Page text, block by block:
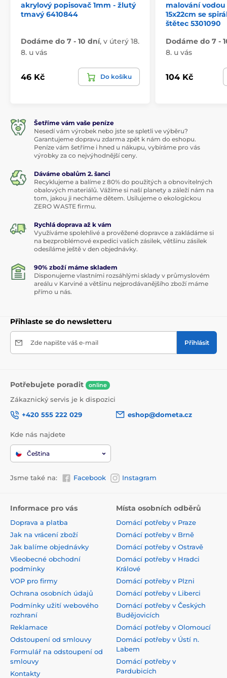
akrylový popisovač 1mm - žlutý
tmavý 6410844
Dodáme do 7 - 10 dní, v úterý 18.
8. u vás
46 Kč Do košíku
malování vodou
15x22cm se
štětec 5301090
Dodáme do 7 -
8. u vás
104 Kč
Šetříme vám vaše peníze
Nesedí vám výrobek nebo jste se spletli ve výběru?
Garantujeme dopravu zdarma zpět k nám do eshopu.
Peníze vám šetříme i hned u nákupu, vybíráme pro vás
výrobky za co nejvýhodnější ceny.
Dáváme obalům 2. šanci
Recyklujeme a balíme z 80% do použitých a obnovitelných
obalových materiálů. Vážíme si naší planety a záleží nám na
tom, jakou ji necháme dětem. Usilujeme o ekologickou
ZERO WASTE firmu.
Rychlá doprava až k vám
Využíváme spolehlivé a prověžené dopravce a zakládáme si
na bezproblémové expedici vašich zásilek, většinu zásilek
odesíláme ještě v den objednávky.
90% zboží máme skladem
Disponujeme vlastními rozsáhlými sklady v průmyslovém
areálu v Karviné a většinu nejprodávanějšího zboží máme
přímo u nás.
Přihlaste se do newsletteru
Zde napište váš e-mail Přihlásit
Potřebujete poradit online
Zákaznický servis je k dispozici
+420 555 222 029
eshop@dometa.cz
Kde nás najdete
Čeština
Jsme také na: Facebook Instagram
Informace pro vás
Doprava a platba
Jak na vrácení zboží
Jak balíme objednávky
Všeobecné obchodní
podmínky
VOP pro firmy
Ochrana osobních údajů
Podmínky užití webového
rozhraní
Reklamace
Odstoupení od smlouvy
Formulář na odstoupení od
smlouvy
Kontakty
Místa osobních odběrů
Domácí potřeby v Praze
Domácí potřeby v Brně
Domácí potřeby v Ostravě
Domácí potřeby v Hradci
Králové
Domácí potřeby v Plzni
Domácí potřeby v Liberci
Domácí potřeby v Českých
Budějovicích
Domácí potřeby v Olomoucí
Domácí potřeby v Ústí n.
Labem
Domácí potřeby v
Pardubicích